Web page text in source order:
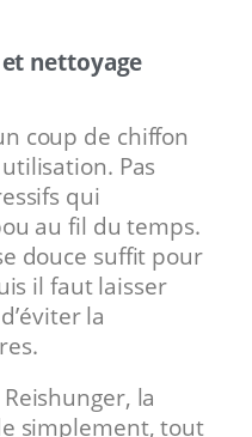
nettoyage
coup de chiffon
Pas
qui
au fil du temps.
douce suffit pour
il faut laisser
la
la
simplement, tout